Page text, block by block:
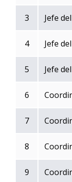
3 Jefe
4 Jefe
5 Jefe
6
7
8
9